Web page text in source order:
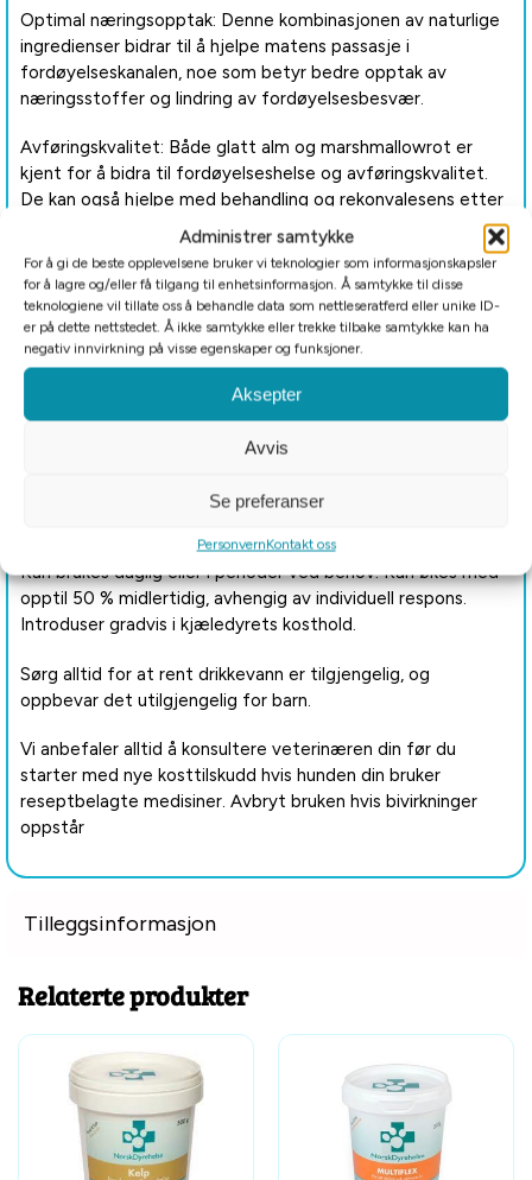
Administrer samtykke
For å gi de beste opplevelsene bruker vi teknologier som informasjonskapsler
for å lagre og/eller få tilgang til enhetsinformasjon. Å samtykke til disse
teknologiene vil tillate oss å behandle data som nettleseratferd eller unike ID-
er på dette nettstedet. Å ikke samtykke eller trekke tilbake samtykke kan ha
negativ innvirkning på visse egenskaper og funksjoner.
Aksepter
Avvis
Se preferanser
PersonvernKontakt oss
Optimal næringsopptak: Denne kombinasjonen av naturlige
ingredienser bidrar til å hjelpe matens passasje i
fordøyelseskanalen, noe som betyr bedre opptak av
næringsstoffer og lindring av fordøyelsesbesvær.
Avføringskvalitet: Både glatt alm og marshmallowrot er
kjent for å bidra til fordøyelseshelse og avføringskvalitet.
De kan også hjelpe med behandling og rekonvalesens etter
Ingredienser
Slippery Elm pulver 66 %
Marshmallowrootpulver 34 %
Bruk
Kan brukes daglig eller i perioder ved behov. Kan økes med
opptil 50 % midlertidig, avhengig av individuell respons.
Introduser gradvis i kjæledyrets kosthold.
Sørg alltid for at rent drikkevann er tilgjengelig, og
oppbevar det utilgjengelig for barn.
Vi anbefaler alltid å konsultere veterinæren din før du
starter med nye kosttilskudd hvis hunden din bruker
reseptbelagte medisiner. Avbryt bruken hvis bivirkninger
oppstår
Tilleggsinformasjon
Relaterte produkter